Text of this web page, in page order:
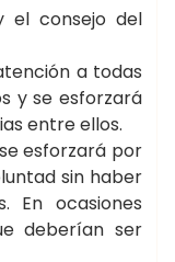
el consejo del
a todas
y se esforzará
entre ellos.
esforzará por
sin haber
En ocasiones
deberían ser